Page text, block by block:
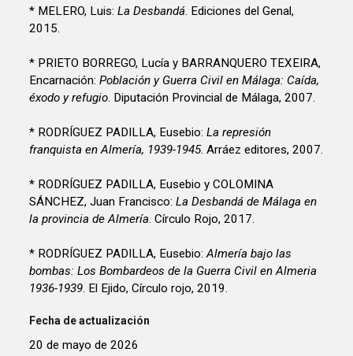
* MELERO, Luis:La Desbandá. Ediciones del Genal,
2015.
* PRIETO BORREGO, Lucía y BARRANQUERO TEXEIRA,
Encarnación:Población y Guerra Civil en Málaga: Caída,
éxodo y refugio. Diputación Provincial de Málaga, 2007.
* RODRÍGUEZ PADILLA, Eusebio:La represión
franquista en Almería, 1939-1945. Arráez editores, 2007.
* RODRÍGUEZ PADILLA, Eusebio y COLOMINA
SÁNCHEZ, Juan Francisco:La Desbandá de Málaga en
la provincia de Almería. Círculo Rojo, 2017.
* RODRÍGUEZ PADILLA, Eusebio:Almería bajo las
bombas: Los Bombardeos de la Guerra Civil en Almeria
1936-1939. El Ejido, Círculo rojo, 2019.
Fecha de actualización
20 de mayo de 2026